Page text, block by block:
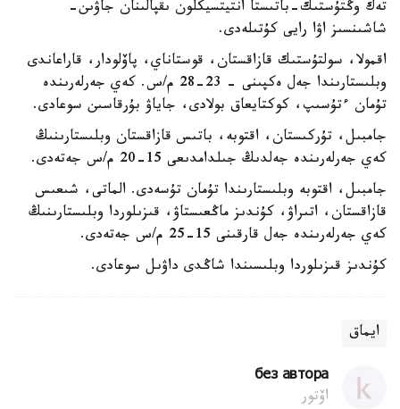
تەك وڭتۇستىك-باتىستا انتيتسيكلون ىقپالىنان جاۋىن-
شاشىنسىز اۋا رايى كۇتىلەدى.
اقمولا، سولتۇستىك قازاقستان، قوستاناي، پاۆلودار، قاراعاندى
وبلىستارىندا جەل ەكپىنى - 23-28 م/س. كەي جەرلەرىندە
تۇمان ءتۇسىپ، كوكتايعاق بولادى، جاياۋ بۇرقاسىن سوعادى.
جامبىل، تۇركىستان، اقتوبە، باتىس قازاقستان وبلىستارىنىڭ
كەي جەرلەرىندە جەلدىڭ جىلدامدىعى 15-20 م/س جەتەدى.
جامبىل، اقتوبە وبلىستارىندا تۇمان تۇسەدى. الماتى، شىعىس
قازاقستان، اتىراۋ، كۇندىز ماڭعىستاۋ، قىزىلوردا وبلىستارىنىڭ
كەي جەرلەرىندە جەل قارقىنى 15-25 م/س جەتەدى.
كۇندىز قىزىلوردا وبلىسىندا شاڭدى داۋىل سوعادى.
ايماق
без автора
اۆتور